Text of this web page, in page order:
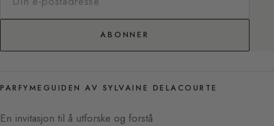
ABONNER
PARFYMEGUIDEN AV SYLVAINE DELACOURTE
En invitasjon til å utforske og forstå